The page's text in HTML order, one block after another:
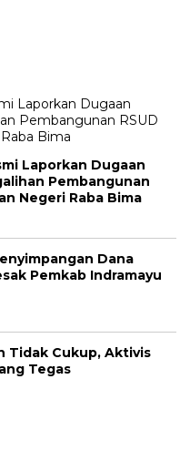
Laporkan Dugaan
Pembangunan
Negeri Raba Bima
Dana
Pemkab Indramayu
Tidak Cukup, Aktivis
Tegas